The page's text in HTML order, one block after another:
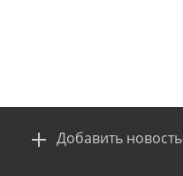
Добавить новость